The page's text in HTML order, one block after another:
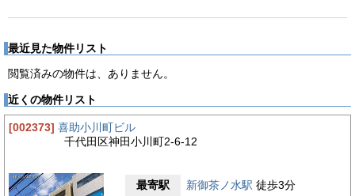
最近見た物件リスト
閲覧済みの物件は、ありません。
近くの物件リスト
[002373] 喜助小川町ビル
千代田区神田小川町2-6-12
最寄駅 新御茶ノ水駅 徒歩3分